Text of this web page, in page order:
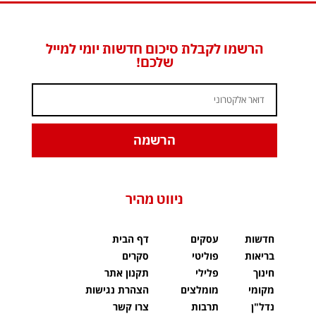
הרשמו לקבלת סיכום חדשות יומי למייל
שלכם!
הרשמה
ניווט מהיר
חדשות
בריאות
חינוך
מקומי
נדל"ן
עסקים
פוליטי
פלילי
מומלצים
תרבות
דף הבית
סקרים
תקנון אתר
הצהרת נגישות
צרו קשר